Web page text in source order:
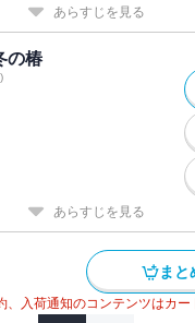
あらすじを見る
の椿
あらすじを見る
まと
入荷通知のコンテンツはカー